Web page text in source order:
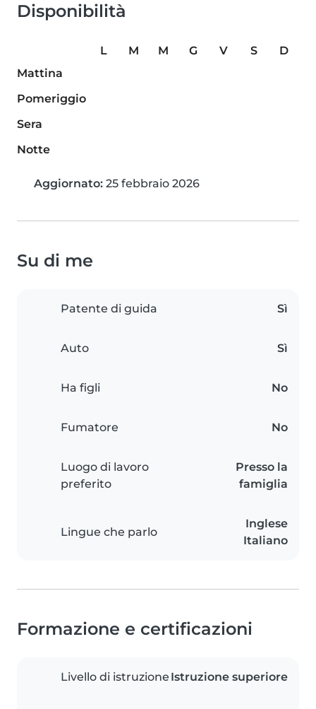
Disponibilità
L M M G V S
D
Mattina
Pomeriggio
Sera
Notte
Aggiornato: 25 febbraio 2026
Su di me
Patente di guida Sì
Auto Sì
Ha figli No
Fumatore No
Luogo di lavoro
preferito
Presso la
famiglia
Lingue che parlo
Inglese
Italiano
Formazione e certificazioni
Livello di istruzione Istruzione superiore